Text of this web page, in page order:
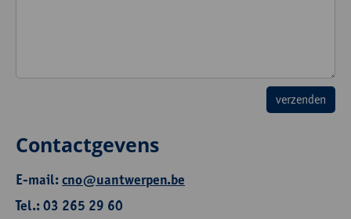
Contactgevens
E-mail:cno@uantwerpen.be
Tel.: 03 265 29 60